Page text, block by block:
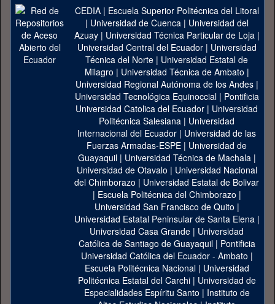
CEDIA| Escuela Superior Politécnica del Litoral
| Universidad de Cuenca| Universidad del
Azuay| Universidad Técnica Particular de Loja|
Universidad Central del Ecuador| Universidad
Técnica del Norte | Universidad Estatal de
Milagro | Universidad Técnica de Ambato |
Universidad Regional Autónoma de los Andes|
Universidad Tecnológica Equinoccial| Pontificia
Universidad Catolica del Ecuador | Universidad
Politécnica Salesiana | Universidad
Internacional del Ecuador | Universidad de las
Fuerzas Armadas-ESPE | Universidad de
Guayaquil| Universidad Técnica de Machala|
Universidad de Otavalo | Universidad Nacional
del Chimborazo | Universidad Estatal de Bolivar
| Escuela Politécnica del Chimborazo |
Universidad San Francisco de Quito |
Universidad Estatal Peninsular de Santa Elena|
Universidad Casa Grande | Universidad
Católica de Santiago de Guayaquil| Pontificia
Universidad Católica del Ecuador - Ambato |
Escuela Politécnica Nacional| Universidad
Politécnica Estatal del Carchi| Universidad de
Especialidades Espíritu Santo | Instituto de